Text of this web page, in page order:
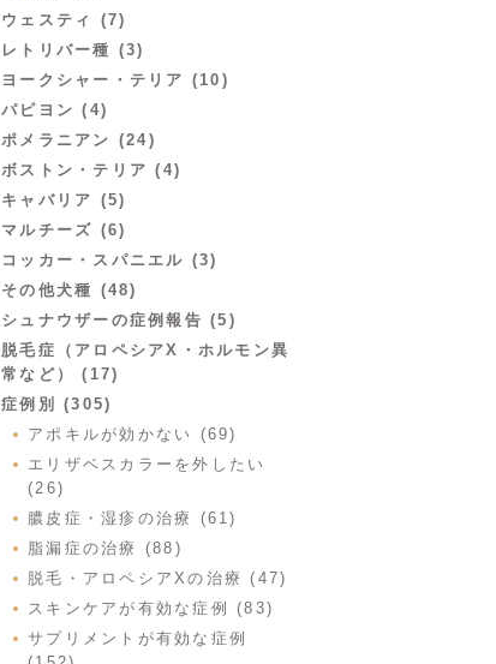
ウェスティ (7)
レトリバー種 (3)
ヨークシャー・テリア (10)
パピヨン (4)
ポメラニアン (24)
ボストン・テリア (4)
キャバリア (5)
マルチーズ (6)
コッカー・スパニエル (3)
その他犬種 (48)
シュナウザーの症例報告 (5)
脱毛症（アロペシアX・ホルモン異
常など） (17)
症例別 (305)
アポキルが効かない (69)
エリザベスカラーを外したい
(26)
膿皮症・湿疹の治療 (61)
脂漏症の治療 (88)
脱毛・アロペシアXの治療 (47)
スキンケアが有効な症例 (83)
サプリメントが有効な症例